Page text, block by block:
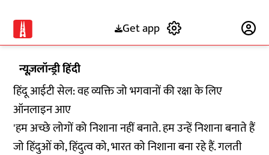
Get app
न्यूज़लॉन्ड्री हिंदी
हिंदू आईटी सेल: वह व्यक्ति जो भगवानों की रक्षा के लिए
ऑनलाइन आए
'हम अच्छे लोगों को निशाना नहीं बनाते. हम उन्हें निशाना बनाते हैं
जो हिंदुओं को, हिंदुत्व को, भारत को निशाना बना रहे हैं. गलती